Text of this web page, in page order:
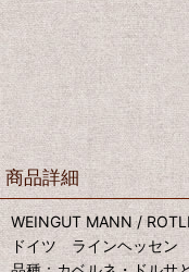
商品詳細
WEINGUT MANN /
ドイツ ラインヘッセン